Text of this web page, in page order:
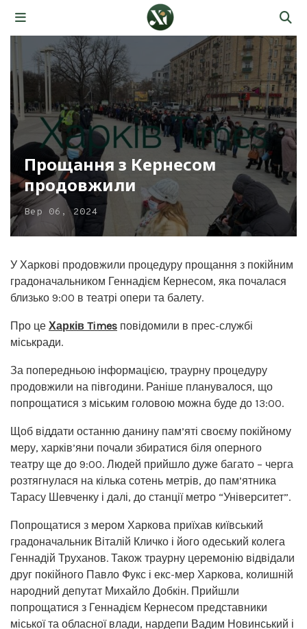
Прощання з Кернесом
продовжили
Вер 06, 2024
У Харкові продовжили процедуру прощання з покійним
градоначальником Геннадієм Кернесом, яка почалася
близько 9:00 в театрі опери та балету.
Про це Харків Times повідомили в прес-службі
міськради.
За попередньою інформацією, траурну процедуру
продовжили на півгодини. Раніше планувалося, що
попрощатися з міським головою можна буде до 13:00.
Щоб віддати останню данину пам’яті своєму покійному
меру, харків’яни почали збиратися біля оперного
театру ще до 9:00. Людей прийшло дуже багато – черга
розтягнулася на кілька сотень метрів, до пам’ятника
Тарасу Шевченку і далі, до станції метро “Університет”.
Попрощатися з мером Харкова приїхав київський
градоначальник Віталій Кличко і його одеський колега
Геннадій Труханов. Також траурну церемонію відвідали
друг покійного Павло Фукс і екс-мер Харкова, колишній
народний депутат Михайло Добкін. Прийшли
попрощатися з Геннадієм Кернесом представники
міської та обласної влади, нардепи Вадим Новинський і